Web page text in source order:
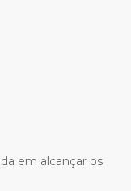
em alcançar os